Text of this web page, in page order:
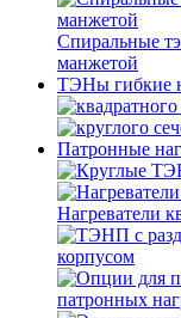
Спиральные
манжетой
ТЭНы гибкие
Патронные
Нагреватели
корпусом
патронных